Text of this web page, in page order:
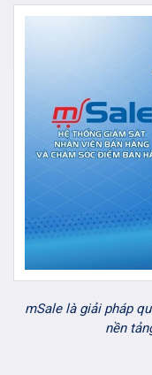
mSale là giải pháp
nền